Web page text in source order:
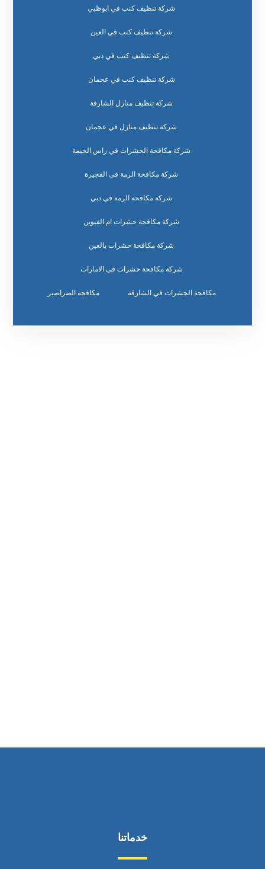
شركة تنظيف كنب في ابوظبي
شركة تنظيف كنب في العين
شركة تنظيف كنب في دبي
شركة تنظيف كنب في عجمان
شركة تنظيف منازل الشارقة
شركة تنظيف منازل في عجمان
شركة مكافحة الحشرات في راس الخيمة
شركة مكافحة الرمة في الفجيرة
شركة مكافحة الرمة في دبي
شركة مكافحة حشرات ام القيوين
شركة مكافحة حشرات بالعين
شركة مكافحة حشرات في الامارات
مكافحة الحشرات في الشارقة مكافحة الصراصير
خدماتنا